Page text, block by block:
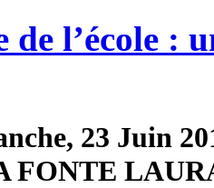
de l’école :
23 Juin
FONTE